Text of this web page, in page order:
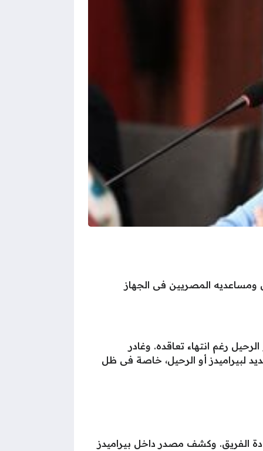
ومساعديه المصريين فى الجهاز
رغم انتهاء تعاقده. وغادر
لبيراميدز أو الرحيل، خاصة فى ظل
الفريق. وكشف مصدر داخل بيراميدز